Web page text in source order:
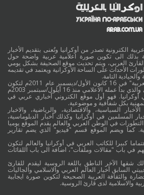
الكترونية تصدر من أوكرانيا وتُعنى بتقديم الأخبار
بذلك الى تكوين صورة اعلامية عربية واضحة حول
العربي، ويتم تحديث موقع الصحيفة بشكل يومي
الأحداث على الساحة الأوكرانية ويعتمد في تقديمه
التامة.
وقد جائت انطلاقة "أوكرانيا بالعربية" في 16 كانون الأول/ديسمبر عام 2011م لتكون
امتدادا للموقع العربي الاوكراني والذي بدأ عمله الاعلامي منذ 16 أيلول/سبتمبر 2003م
أوكرانيا. فهو أول موقع الكتروني أخباري عربي في
بكل شفافية و موضوعية.
السياسية، والاقتصادية، والرياضية، والاخبار
المسلمين في أوكرانيا وكذلك أخبار الدبلوماسية،
في الوطن العربي والعالم يقدم الموقع يوميا
كما ويضم الموقع قسم "فيديو" الذي يضم تقارير
كبيرا للكاتب العربي في أوكرانيا والعالم لتكون
في باب "مقالات وملفات"، اضافة الى باب اللقائات
شقها الآخر الناطق باللغة الروسية ليقدم للقارئ
السابق أخبار العالم العربي والاسلامي والجاليات
والثقافة العربية الصحيحة لتكوين صورة ايجابية
والاسلامية لدى قارئ الروسية.